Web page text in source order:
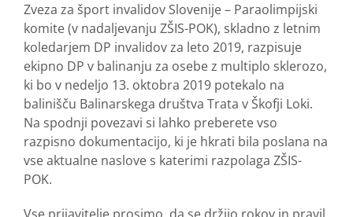
Zveza za šport invalidov Slovenije – Paraolimpijski
komite (v nadaljevanju ZŠIS-POK), skladno z letnim
koledarjem DP invalidov za leto 2019, razpisuje
ekipno DP v balinanju za osebe z multiplo sklerozo,
ki bo v nedeljo 13. oktobra 2019 potekalo na
balinišču Balinarskega društva Trata v Škofji Loki.
Na spodnji povezavi si lahko preberete vso
razpisno dokumentacijo, ki je hkrati bila poslana na
vse aktualne naslove s katerimi razpolaga ZŠIS-
POK.